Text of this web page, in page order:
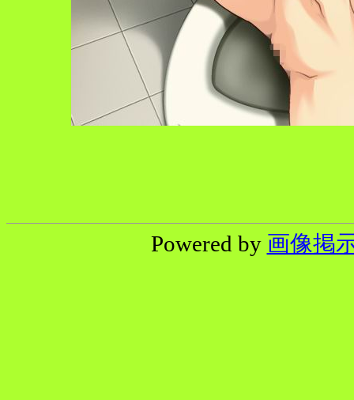
Powered by 画像掲